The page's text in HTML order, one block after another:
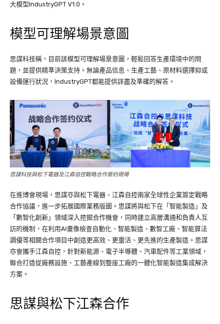
大模型IndustryGPT V1.0。
模型可理解場景意圖
思謀科技稱，目前該模型可理解場景意圖，輕鬆回答生產環境中的問
題，並提供精準決策支持。無論產品信息、生產工藝、原材料選擇抑或
設備運行狀況，IndustryGPT都能提供詳盡及準確的解答。
思謀科技與松下電器及江森自控戰略合作簽約現場
在進博會現場，思謀亦與松下電器、江森自控兩家全球性企業簽定戰略
合作協議，進一步拓展國際業務版圖。思謀將與松下在「智能製造」及
「數智化創新」領域深入挖掘合作機會，同時建立高層溝通和負責人互
訪的機制，在利用AI畫像檢查自動化、智能製造、數智工廠、智能算法
調優等相關合作項目中創造更高效、更靈活、更先進的生產製造。思謀
亦會攜手江森自控，針對新能源、電子半導體、汽車配件等工業領域，
聯合打造從廠務設施、工藝產線到整座工廠的一體化智能製造集成解決
方案。
思謀與松下江森合作